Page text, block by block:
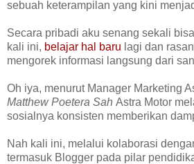
sebuah keterampilan yang kini
Secara pribadi aku senang sekali
kali ini, belajar hal baru lagi dan
mengorek informasi langsung dari
Oh iya, menurut Manager Marketing
Matthew Poetera Sah Astra Motor
sosialnya konsisten memberikan
Nah kali ini, melalui kolaborasi
termasuk Blogger pada pilar